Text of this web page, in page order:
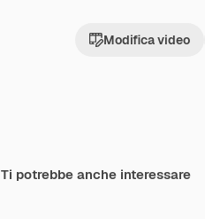
Modifica video
Ti potrebbe anche interessare